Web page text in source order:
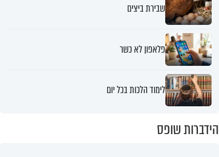
שבירת ביצים
פלאפון לא כשר
לימוד הלכות בכל יום
הידברות שופס